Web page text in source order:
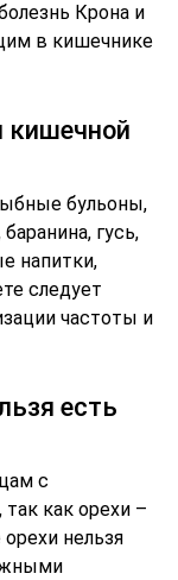
Крона и
в кишечнике
кишечной
бульоны,
гусь,
напитки,
следует
частоты и
есть
с
как орехи –
нельзя